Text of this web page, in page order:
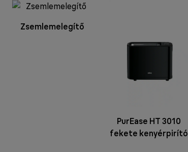
Zsemlemelegítő
PurEase HT 3010
fekete kenyérpirító